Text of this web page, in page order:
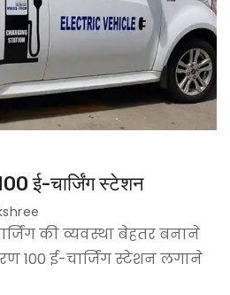
ई-चार्जिंग स्टेशन
की व्यवस्था बेहतर बनाने
100 ई-चार्जिंग स्टेशन लगाने